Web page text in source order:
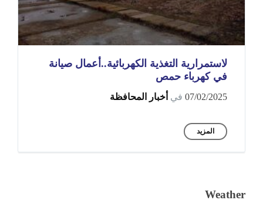
لاستمرارية التغذية الكهربائية..أعمال صيانة
في كهرباء حمص
07/02/2025 في أخبار المحافظة
المزيد
Weather